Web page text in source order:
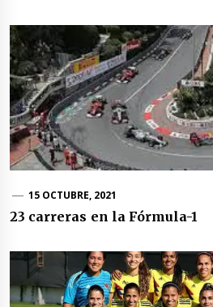
15 OCTUBRE, 2021
23 carreras en la Fórmula-1